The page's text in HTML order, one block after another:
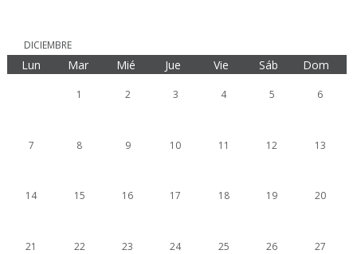
DICIEMBRE
Lun Mar Mié Jue Vie Sáb Dom
1 2 3 4 5 6
7 8 9 10 11 12 13
14 15 16 17 18 19 20
21 22 23 24 25 26 27